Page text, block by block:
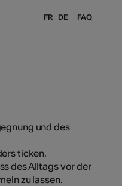
FAQ
FR DE
und des
ticken.
des Alltags vor der
zu lassen.